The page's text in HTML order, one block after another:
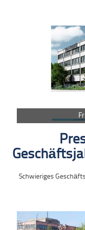
Schwieriges